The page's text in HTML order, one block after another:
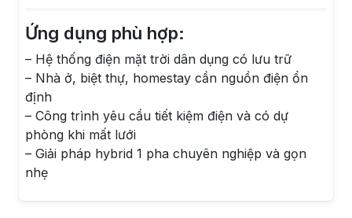
Ứng dụng phù hợp:
– Hệ thống điện mặt trời dân dụng có lưu trữ
– Nhà ở, biệt thự, homestay cần nguồn điện ổn
định
– Công trình yêu cầu tiết kiệm điện và có dự
phòng khi mất lưới
– Giải pháp hybrid 1 pha chuyên nghiệp và gọn
nhẹ